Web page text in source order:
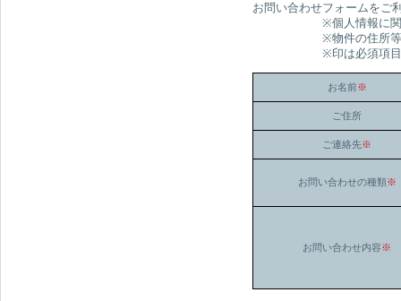
お問い合わせフォームをご
※個人情報に関わるお
※物件の住所等の所在
※印は必須項目です。
お名前※
ご住所
ご連絡先※
お問い合わせの種類※
お問い合わせ内容※